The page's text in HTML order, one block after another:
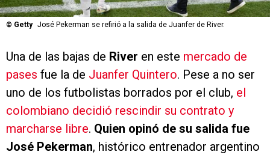
© Getty José Pekerman se refirió a la salida de Juanfer de River.
Una de las bajas de River en este mercado de
pases fue la de Juanfer Quintero. Pese a no ser
uno de los futbolistas borrados por el club, el
colombiano decidió rescindir su contrato y
marcharse libre. Quien opinó de su salida fue
José Pekerman, histórico entrenador argentino